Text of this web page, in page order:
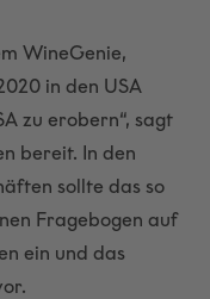
WineGenie,
in den USA
zu erobern“, sagt
bereit. In den
sollte das so
Fragebogen auf
ein und das